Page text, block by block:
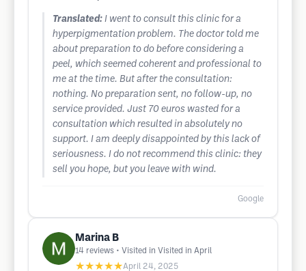
Translated: I went to consult this clinic for a
hyperpigmentation problem. The doctor told me
about preparation to do before considering a
peel, which seemed coherent and professional to
me at the time. But after the consultation:
nothing. No preparation sent, no follow-up, no
service provided. Just 70 euros wasted for a
consultation which resulted in absolutely no
support. I am deeply disappointed by this lack of
seriousness. I do not recommend this clinic: they
sell you hope, but you leave with wind.
Google
Marina B
14 reviews • Visited in Visited in April
★★★★★April 24, 2025